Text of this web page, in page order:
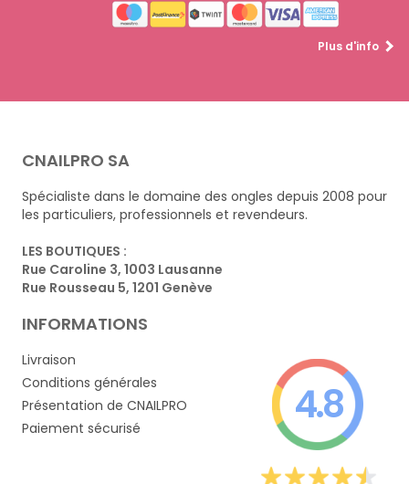
Plus d'info
CNAILPRO SA
Spécialiste dans le domaine des ongles depuis 2008 pour
les particuliers, professionnels et revendeurs.
LES BOUTIQUES :
Rue Caroline 3, 1003 Lausanne
Rue Rousseau 5, 1201 Genève
INFORMATIONS
Livraison
Conditions générales
Présentation de CNAILPRO
Paiement sécurisé
4.8